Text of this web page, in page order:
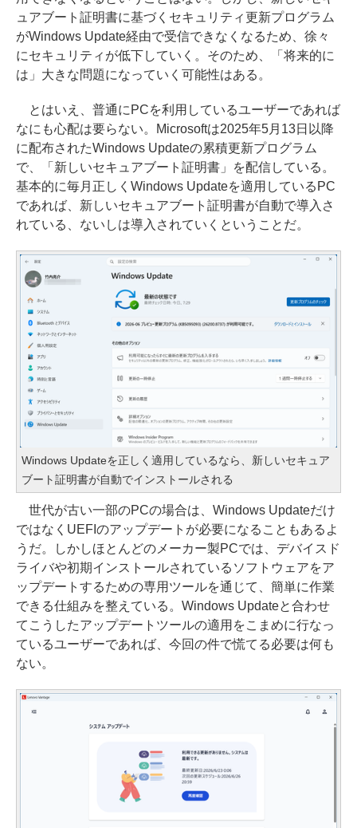
ュアブート証明書に基づくセキュリティ更新プログラム
がWindows Update経由で受信できなくなるため、徐々
にセキュリティが低下していく。そのため、「将来的に
は」大きな問題になっていく可能性はある。
とはいえ、普通にPCを利用しているユーザーであれば
なにも心配は要らない。Microsoftは2025年5月13日以降
に配布されたWindows Updateの累積更新プログラム
で、「新しいセキュアブート証明書」を配信している。
基本的に毎月正しくWindows Updateを適用しているPC
であれば、新しいセキュアブート証明書が自動で導入さ
れている、ないしは導入されていくということだ。
Windows Updateを正しく適用しているなら、新しいセキュア
ブート証明書が自動でインストールされる
世代が古い一部のPCの場合は、Windows Updateだけ
ではなくUEFIのアップデートが必要になることもあるよ
うだ。しかしほとんどのメーカー製PCでは、デバイスド
ライバや初期インストールされているソフトウェアをア
ップデートするための専用ツールを通じて、簡単に作業
できる仕組みを整えている。Windows Updateと合わせ
てこうしたアップデートツールの適用をこまめに行なっ
ているユーザーであれば、今回の件で慌てる必要は何も
ない。